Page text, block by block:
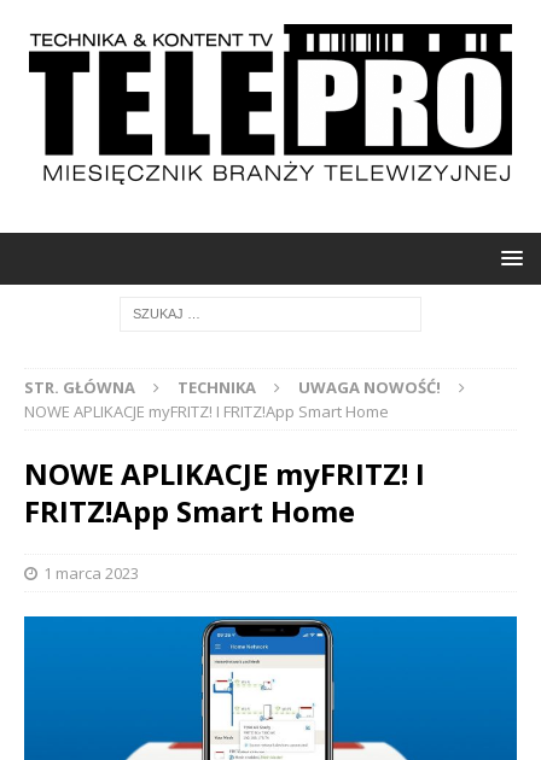
STR. GŁÓWNA TECHNIKA
UWAGA NOWOŚĆ!
NOWE APLIKACJE myFRITZ! I FRITZ!App Smart Home
NOWE APLIKACJE myFRITZ! I
FRITZ!App Smart Home
1 marca 2023